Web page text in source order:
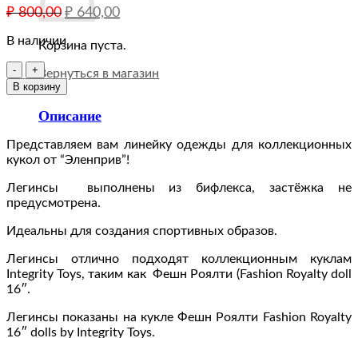
Корзина пуста.
Вернуться в магазин
₽800,00 Первоначальная
цена
составляла
₽ 800,00.
₽ 640,00Текущая
₽ 640,00.
В наличии
Количество
товара
Легинсы
чёрно-
с
разрезом
кукол
40
типа
Royalty
16"
В корзину
Описание
Представляем вам линейку одежды для коллекционных
кукол от “Эленприв”!
Легинсы выполнены из бифлекса, застёжка не
предусмотрена.
Идеальны для создания спортивных образов.
Легинсы отлично подходят коллекционным куклам
Integrity Toys, таким как Фешн Роялти (Fashion Royalty doll
16″.
Легинсы показаны на кукле Фешн Роялти Fashion Royalty
16″ dolls by Integrity Toys.